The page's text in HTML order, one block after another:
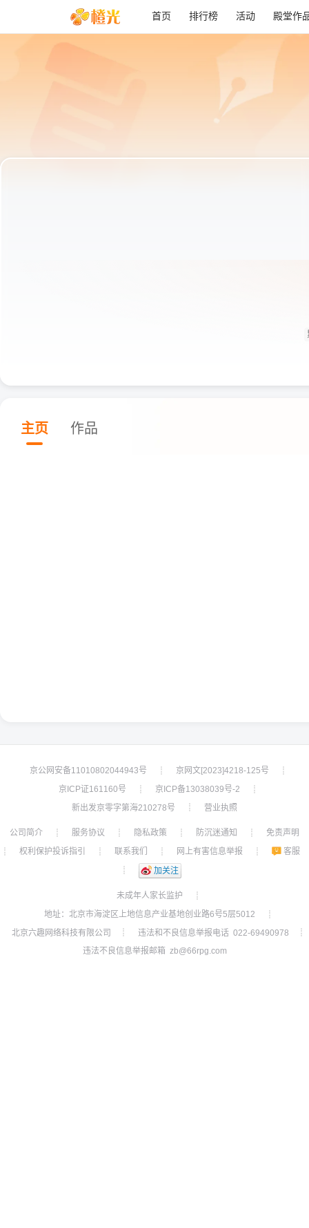
首页 排行榜 活动 殿堂作
主页 作品
京公网安备11010802044943号 ┊ 京网文[2023]4218-125号
┊
京ICP证161160号
┊ 京ICP备13038039号-2
┊
新出发京零字第海210278号
┊ 营业执照
公司简介 ┊ 服务协议 ┊ 隐私政策 ┊ 防沉迷通知 ┊
免责声明
┊
权利保护投诉指引 ┊ 联系我们 ┊ 网上有害信息举报 ┊
客服
┊
加关注
未成年人家长监护
┊
地址：北京市海淀区上地信息产业基地创业路6号5层5012
┊
北京六趣网络科技有限公司
┊ 违法和不良信息举报电话 022-69490978
┊
违法不良信息举报邮箱 zb@66rpg.com